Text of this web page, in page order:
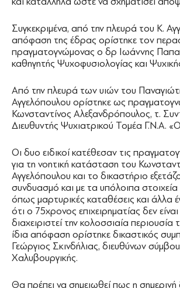
Συγκεκριμένα, από την πλευρά του Κ.
απόφαση της έδρας ορίστηκε τον
πραγματογνώμονας ο δρ Ιωάννης
καθηγητής Ψυχοφυσιολογίας και Ψυχικής
Aπό την πλευρά των υιών του
Αγγελόπουλου ορίστηκε ως
Κωνσταντίνος Αλεξανδρόπουλος, τ.
Διευθυντής Ψυχιατρικού Τομέα Γ.Ν.Α.
Οι δυο ειδικοί κατέθεσαν τις
για τη νοητική κατάσταση του
Αγγελόπουλου και το δικαστήριο
συνδυασμό και με τα υπόλοιπα
όπως μαρτυρικές καταθέσεις και άλλα
ότι ο 75χρονος επιχειρηματίας δεν
διαχειριστεί την κολοσσιαία περιουσία
ίδια απόφαση ορίστηκε δικαστικός
Γεώργιος Σκινδήλιας, διευθύνων
Χαλυβουργικής.
Θα πρέπει να σημειωθεί πως η σημερινή